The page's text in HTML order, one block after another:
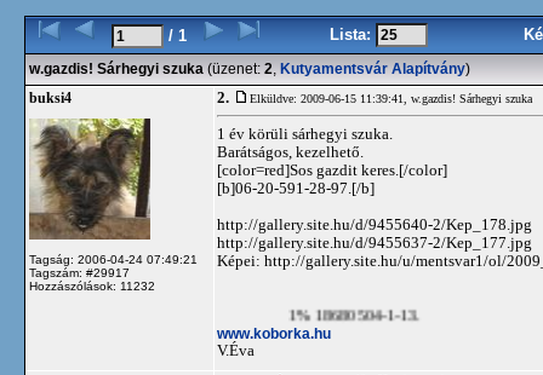
/ 1 Lista:
w.gazdis! Sárhegyi szuka (üzenet: 2, Kutyamentsvár Alapítvány)
buksi4
Tagság: 2006-04-24 07:49:21
Tagszám: #29917
Hozzászólások: 11232
2. Elküldve: 2009-06-15 11:39:41, w.gazdis! Sárhegyi szuka
1 év körüli sárhegyi szuka.
Barátságos, kezelhető.
[color=red]Sos gazdit keres.[/color]
[b]06-20-591-28-97.[/b]
http://gallery.site.hu/d/9455640-2/Kep_178.jpg
http://gallery.site.hu/d/9455637-2/Kep_177.jpg
Képei: http://gallery.site.hu/u/mentsvar1/ol/
1% 18680504-1-13.
www.koborka.hu
V.Éva